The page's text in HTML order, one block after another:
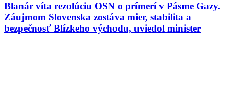
Blanár víta rezolúciu OSN o prímerí v Pásme Gazy.
Záujmom Slovenska zostáva mier, stabilita a
bezpečnosť Blízkeho východu, uviedol minister